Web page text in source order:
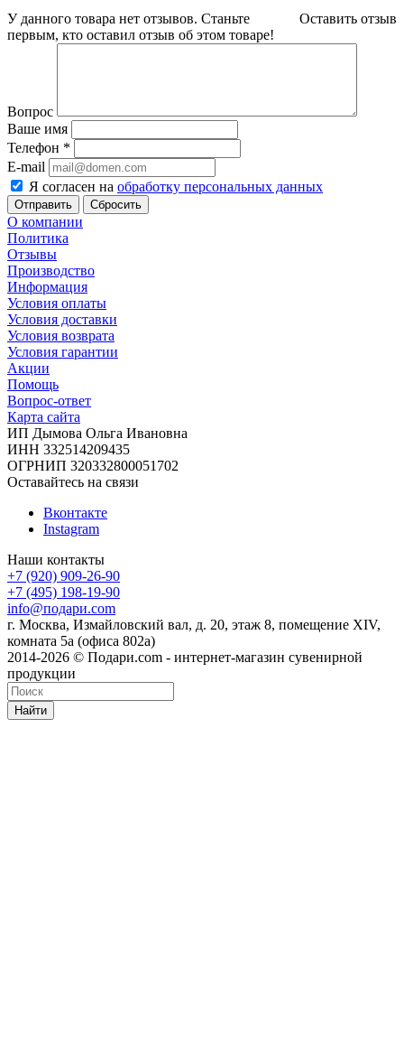
Оставить отзыв
У данного товара нет отзывов. Станьте
первым, кто оставил отзыв об этом товаре!
Вопрос
Ваше имя
Телефон *
E-mail
Я согласен на обработку персональных данных
Сбросить
О компании
Политика
Отзывы
Производство
Информация
Условия оплаты
Условия доставки
Условия возврата
Условия гарантии
Акции
Помощь
Вопрос-ответ
Карта сайта
ИП Дымова Ольга Ивановна
ИНН 332514209435
ОГРНИП 320332800051702
Оставайтесь на связи
Вконтакте
Instagram
Наши контакты
+7 (920) 909-26-90
+7 (495) 198-19-90
info@подари.com
г. Москва, Измайловский вал, д. 20, этаж 8, помещение XIV,
комната 5а (офиса 802а)
2014-2026 © Подари.com - интернет-магазин сувенирной
продукции
Найти